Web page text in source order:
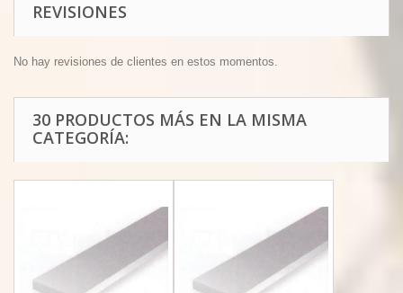
REVISIONES
No hay revisiones de clientes en estos momentos.
30 PRODUCTOS MÁS EN LA MISMA
CATEGORÍA: